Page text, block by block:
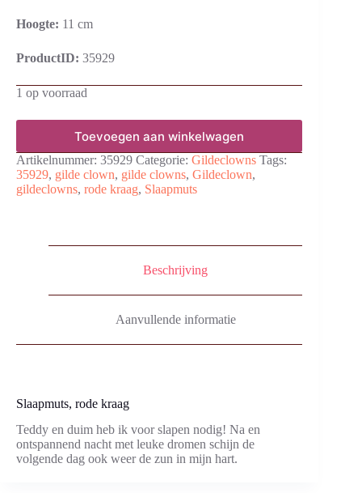
Hoogte: 11 cm
ProductID: 35929
1 op voorraad
Toevoegen aan winkelwagen
Artikelnummer: 35929 Categorie: Gildeclowns Tags:
35929, gilde clown, gilde clowns, Gildeclown,
gildeclowns, rode kraag, Slaapmuts
Beschrijving
Aanvullende informatie
Slaapmuts, rode kraag
Teddy en duim heb ik voor slapen nodig! Na en
ontspannend nacht met leuke dromen schijn de
volgende dag ook weer de zun in mijn hart.